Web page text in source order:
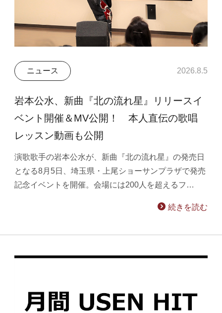
ニュース 2026.8.5
岩本公水、新曲『北の流れ星』リリースイ
ベント開催＆MV公開！ 本人直伝の歌唱
レッスン動画も公開
演歌歌手の岩本公水が、新曲『北の流れ星』の発売日
となる8月5日、埼玉県・上尾ショーサンプラザで発売
記念イベントを開催。会場には200人を超えるフ…
続きを読む